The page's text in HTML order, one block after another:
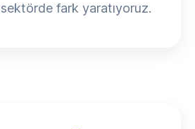
fark yaratıyoruz.